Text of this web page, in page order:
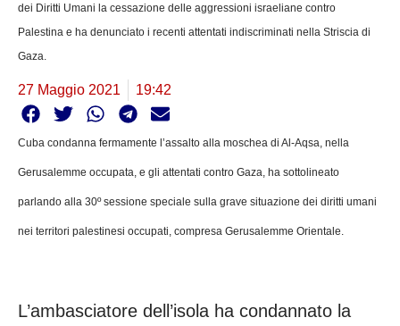
dei Diritti Umani la cessazione delle aggressioni israeliane contro
Palestina e ha denunciato i recenti attentati indiscriminati nella Striscia di
Gaza.
27 Maggio 2021 19:42
Cuba condanna fermamente l’assalto alla moschea di Al-Aqsa, nella
Gerusalemme occupata, e gli attentati contro Gaza, ha sottolineato
parlando alla 30º sessione speciale sulla grave situazione dei diritti umani
nei territori palestinesi occupati, compresa Gerusalemme Orientale.
L’ambasciatore dell’isola ha condannato la